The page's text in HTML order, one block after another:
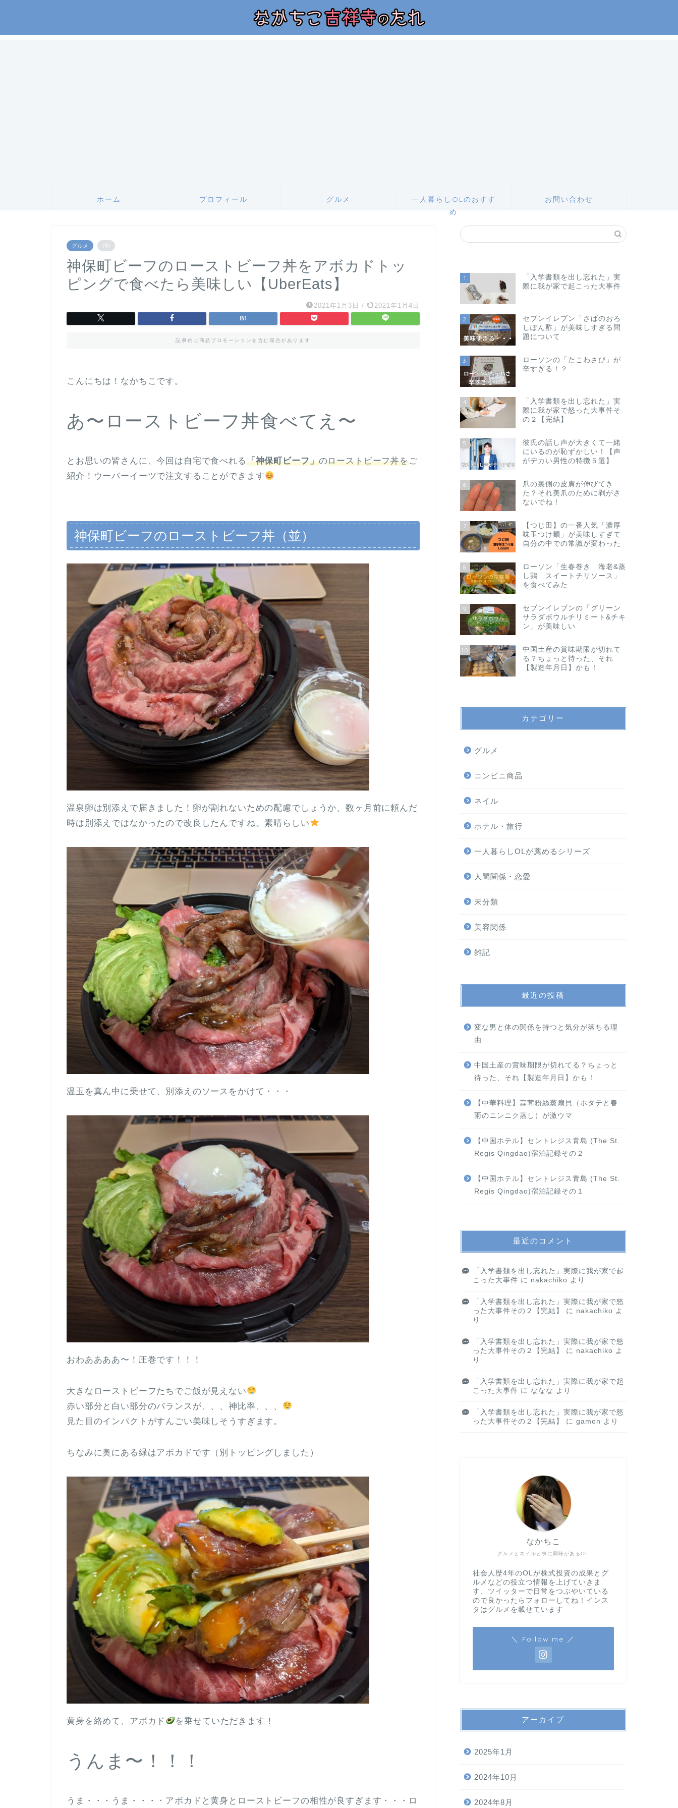
ホーム プロフィール グルメ
一人暮らしOLのおすす
め
お問い合わせ
グルメ PR
神保町ビーフのローストビーフ丼をアボカドトッ
ピングで食べたら美味しい【UberEats】
2021年1月3日 / 2021年1月4日
記事内に商品プロモーションを含む場合があります
こんにちは！なかちこです。
あ〜ローストビーフ丼食べてえ〜
とお思いの皆さんに、今回は自宅で食べれる「神保町ビーフ」のローストビーフ丼をご
紹介！ウーバーイーツで注文することができます
神保町ビーフのローストビーフ丼（並）
温泉卵は別添えで届きました！卵が割れないための配慮でしょうか、数ヶ月前に頼んだ
時は別添えではなかったので改良したんですね。素晴らしい
温玉を真ん中に乗せて、別添えのソースをかけて・・・
おわああああ〜！圧巻です！！！
大きなローストビーフたちでご飯が見えない
赤い部分と白い部分のバランスが、、、神比率、、、
見た目のインパクトがすんごい美味しそうすぎます。
ちなみに奥にある緑はアボカドです（別トッピングしました）
黄身を絡めて、アボカド を乗せていただきます！
うんま〜！！！
うま・・・うま・・・・アボカドと黄身とローストビーフの相性が良すぎます・・・ロ
1
「入学書類を出し忘れた」実
際に我が家で起こった大事件
2
セブンイレブン「さばのおろ
しぽん酢」が美味しすぎる問
題について
3
ローソンの「たこわさび」が
辛すぎる！？
4
「入学書類を出し忘れた」実
際に我が家で怒った大事件そ
の２【完結】
5
彼氏の話し声が大きくて一緒
にいるのが恥ずかしい！【声
がデカい男性の特徴５選】
6
爪の裏側の皮膚が伸びてき
た？それ美爪のために剥がさ
ないでね！
7
【つじ田】の一番人気「濃厚
味玉つけ麺」が美味しすぎて
自分の中での常識が変わった
8
ローソン「生春巻き 海老&蒸
し鶏 スイートチリソース」
を食べてみた
9
セブンイレブンの「グリーン
サラダボウルチリミート&チキ
ン」が美味しい
10
中国土産の賞味期限が切れて
る？ちょっと待った、それ
【製造年月日】かも！
カテゴリー
グルメ
コンビニ商品
ネイル
ホテル・旅行
一人暮らしOLが薦めるシリーズ
人間関係・恋愛
未分類
美容関係
雑記
最近の投稿
変な男と体の関係を持つと気分が落ちる理
由
中国土産の賞味期限が切れてる？ちょっと
待った、それ【製造年月日】かも！
【中華料理】蒜茸粉絲蒸扇貝（ホタテと春
雨のニンニク蒸し）が激ウマ
【中国ホテル】セントレジス青島 (The St.
Regis Qingdao)宿泊記録その２
【中国ホテル】セントレジス青島 (The St.
Regis Qingdao)宿泊記録その１
最近のコメント
「入学書類を出し忘れた」実際に我が家で起
こった大事件 に nakachiko より
「入学書類を出し忘れた」実際に我が家で怒
った大事件その２【完結】
に nakachiko よ
り
「入学書類を出し忘れた」実際に我が家で怒
った大事件その２【完結】
に nakachiko よ
り
「入学書類を出し忘れた」実際に我が家で起
こった大事件 に ななな より
「入学書類を出し忘れた」実際に我が家で怒
った大事件その２【完結】
に gamon より
グルメとネイルと株に興味があるOL
なかちこ
社会人歴4年のOLが株式投資の成果とグ
ルメなどの役立つ情報を上げていきま
す、ツイッターで日常をつぶやいている
ので良かったらフォローしてね！インス
タはグルメを載せています
＼ Follow me ／
アーカイブ
2025年1月
2024年10月
2024年8月